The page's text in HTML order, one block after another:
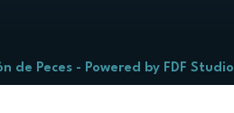
de Peces - Powered by FDF Studio